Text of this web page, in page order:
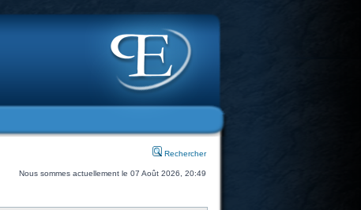
Rechercher
Nous sommes actuellement le 07 Août 2026, 20:49